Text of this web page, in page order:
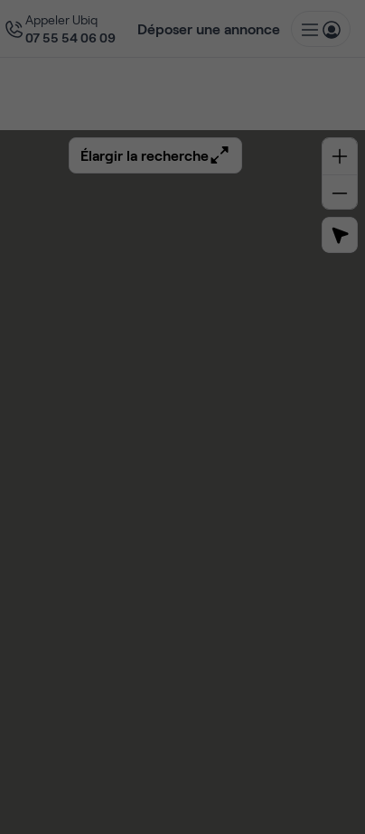
Appeler Ubiq
07 55 54 06 09
Déposer une annonce
Élargir la recherche